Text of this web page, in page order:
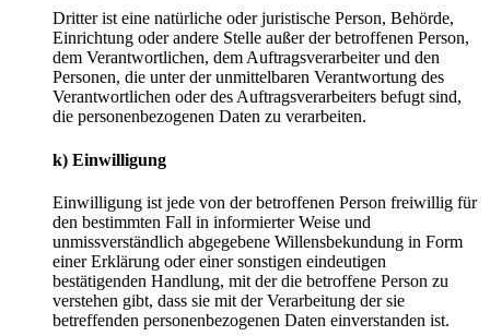
Dritter ist eine natürliche oder juristische Person, Behörde,
Einrichtung oder andere Stelle außer der betroffenen Person,
dem Verantwortlichen, dem Auftragsverarbeiter und den
Personen, die unter der unmittelbaren Verantwortung des
Verantwortlichen oder des Auftragsverarbeiters befugt sind,
die personenbezogenen Daten zu verarbeiten.
k) Einwilligung
Einwilligung ist jede von der betroffenen Person freiwillig für
den bestimmten Fall in informierter Weise und
unmissverständlich abgegebene Willensbekundung in Form
einer Erklärung oder einer sonstigen eindeutigen
bestätigenden Handlung, mit der die betroffene Person zu
verstehen gibt, dass sie mit der Verarbeitung der sie
betreffenden personenbezogenen Daten einverstanden ist.